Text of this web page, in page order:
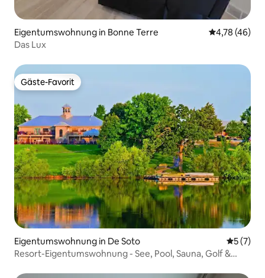
Eigentumswohnung in Bonne Terre
4,78 (46)
Das Lux
Gäste-Favorit
Gäste-Favorit
Eigentumswohnung in De Soto
5 (7)
Resort-Eigentumswohnung - See, Pool, Sauna, Golf &